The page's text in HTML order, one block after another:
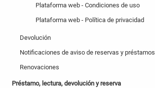
Plataforma web - Condiciones de uso
Plataforma web - Política de privacidad
Devolución
Notificaciones de aviso de reservas y préstamos
Renovaciones
Préstamo, lectura, devolución y reserva